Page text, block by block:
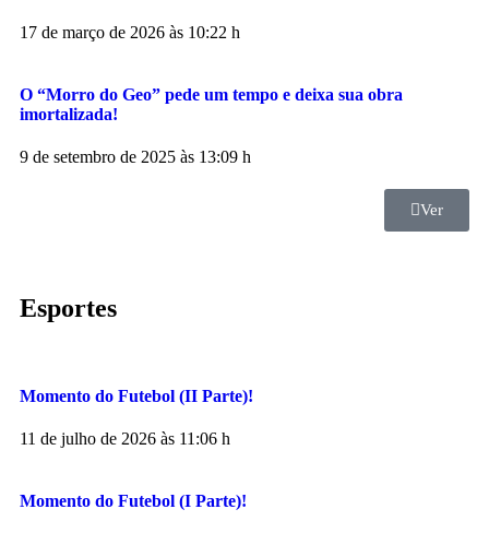
17 de março de 2026 às 10:22 h
O “Morro do Geo” pede um tempo e deixa sua obra
imortalizada!
9 de setembro de 2025 às 13:09 h
Ver
Esportes
Momento do Futebol (II Parte)!
11 de julho de 2026 às 11:06 h
Momento do Futebol (I Parte)!